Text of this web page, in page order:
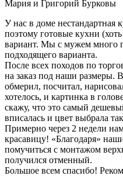
Мария и Григорий Бурковы
У нас в доме нестандартная
поэтому готовые кухни
вариант. Мы с мужем много
подходящего варианта.
После всех походов по
на заказ под наши размеры.
обмерил, посчитал,
хотелось, и картинка в
скажу, что это самый
вписалась и цвет выбрала
Примерно через 2 недели
красавицу! «Благодаря»
помучиться с монтажом
получился отменный.
Большое всем спасибо!